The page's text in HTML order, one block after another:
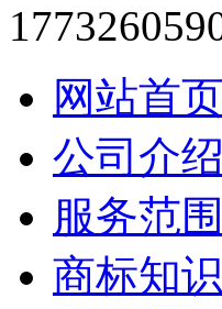
网站首页
公司介绍
服务范围
商标知识